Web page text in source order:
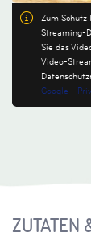
Zum Schutz
Streaming-
Sie das
Video-
Google -
ZUTATEN